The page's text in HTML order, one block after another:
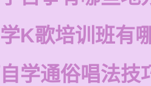
K歌培训班有
学通俗唱法技